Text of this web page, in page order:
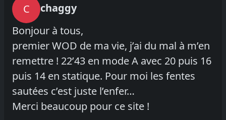
C
chaggy
Bonjour à tous,
premier WOD de ma vie, j’ai du mal à m’en
remettre ! 22’43 en mode A avec 20 puis 16
puis 14 en statique. Pour moi les fentes
sautées c’est juste l’enfer…
Merci beaucoup pour ce site !